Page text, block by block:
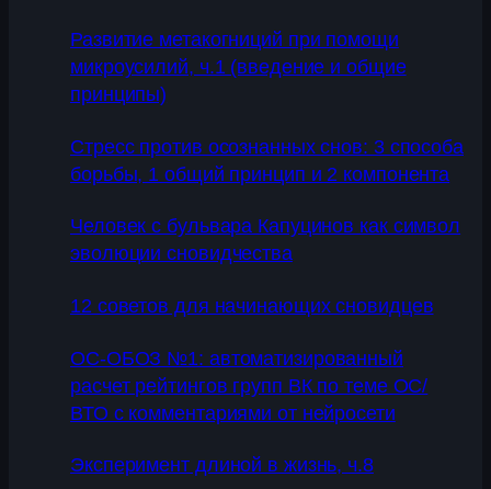
Развитие метакогниций при помощи
микроусилий, ч.1 (введение и общие
принципы)
Стресс против осознанных снов: 3 способа
борьбы, 1 общий принцип и 2 компонента
Человек с бульвара Капуцинов как символ
эволюции сновидчества
12 советов для начинающих сновидцев
ОС-ОБОЗ №1: автоматизированный
расчет рейтингов групп ВК по теме ОС/
ВТО с комментариями от нейросети
Эксперимент длиной в жизнь, ч.8